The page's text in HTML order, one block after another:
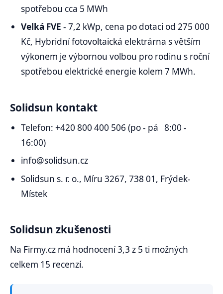
spotřebou cca 5 MWh
Velká FVE - 7,2 kWp, cena po dotaci od 275 000
Kč, Hybridní fotovoltaická elektrárna s větším
výkonem je výbornou volbou pro rodinu s roční
spotřebou elektrické energie kolem 7 MWh.
Solidsun kontakt
Telefon: +420 800 400 506 (po - pá 8:00 -
16:00)
info@solidsun.cz
Solidsun s. r. o., Míru 3267, 738 01, Frýdek-
Místek
Solidsun zkušenosti
Na Firmy.cz má hodnocení 3,3 z 5 ti možných
celkem 15 recenzí.